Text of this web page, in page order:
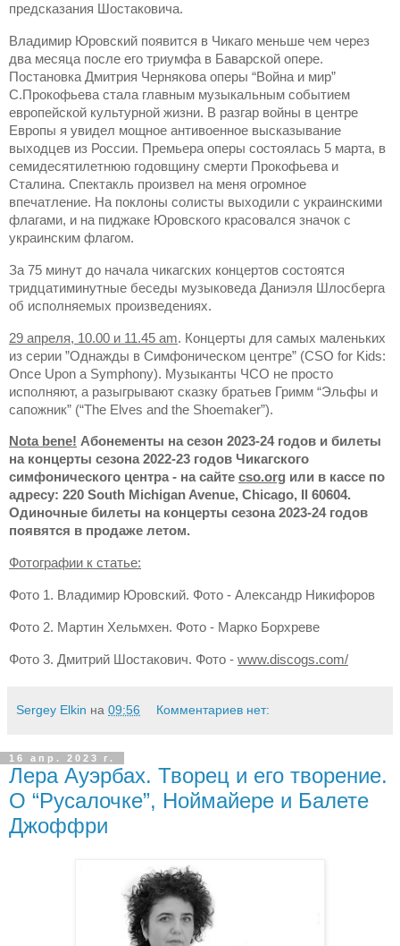
предсказания Шостаковича.
Владимир Юровский появится в Чикаго меньше чем через
два месяца после его триумфа в Баварской опере.
Постановка Дмитрия Чернякова оперы “Война и мир”
С.Прокофьева стала главным музыкальным событием
европейской культурной жизни. В разгар войны в центре
Европы я увидел мощное антивоенное высказывание
выходцев из России. Премьера оперы состоялась 5 марта, в
семидесятилетнюю годовщину смерти Прокофьева и
Сталина. Спектакль произвел на меня огромное
впечатление. На поклоны солисты выходили с украинскими
флагами, и на пиджаке Юровского красовался значок с
украинским флагом.
За 75 минут до начала чикагских концертов состоятся
тридцатиминутные беседы музыковеда Даниэля Шлосберга
об исполняемых произведениях.
29 апреля, 10.00 и 11.45 am. Концерты для самых маленьких
из серии ”Однажды в Симфоническом центре” (CSO for Kids:
Once Upon a Symphony). Музыканты ЧСО не просто
исполняют, а разыгрывают сказку братьев Гримм “Эльфы и
сапожник” (“The Elves and the Shoemaker”).
Nota bene! Абонементы на сезон 2023-24 годов и билеты
на концерты сезона 2022-23 годов Чикагского
симфонического центра - на сайте cso.org или в кассе по
адресу: 220 South Michigan Avenue, Chicago, Il 60604.
Одиночные билеты на концерты сезона 2023-24 годов
появятся в продаже летом.
Фотографии к статье:
Фото 1. Владимир Юровский. Фото - Александр Никифоров
Фото 2. Мартин Хельмхен. Фото - Марко Борхреве
Фото 3. Дмитрий Шостакович. Фото - www.discogs.com/
Sergey Elkin на 09:56 Комментариев нет:
16 апр. 2023 г.
Лера Ауэрбах. Творец и его творение.
О “Русалочке”, Ноймайере и Балете
Джоффри